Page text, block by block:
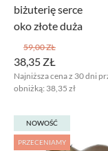
biżuterię serce
oko złote duża
38,35 ZŁ
59,00 ZŁ
Najniższa cena z 30 dni
obniżką: 38,35 zł
NOWOŚĆ
PRZECENIAMY